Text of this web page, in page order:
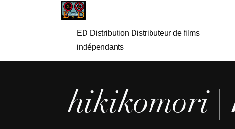
ED Distribution Distributeur de films
indépendants
hikikomori |